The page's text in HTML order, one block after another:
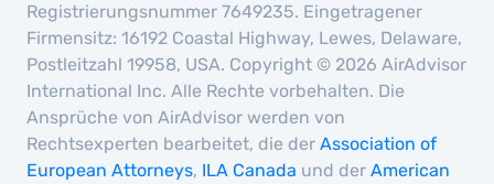
Registrierungsnummer 7649235. Eingetragener
Firmensitz: 16192 Coastal Highway, Lewes, Delaware,
Postleitzahl 19958, USA. Copyright © 2026 AirAdvisor
International Inc. Alle Rechte vorbehalten. Die
Ansprüche von AirAdvisor werden von
Rechtsexperten bearbeitet, die der Association of
European Attorneys, ILA Canada und der American